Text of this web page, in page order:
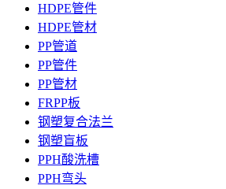
HDPE管件
HDPE管材
PP管道
PP管件
PP管材
FRPP板
钢塑复合法兰
钢塑盲板
PPH酸洗槽
PPH弯头